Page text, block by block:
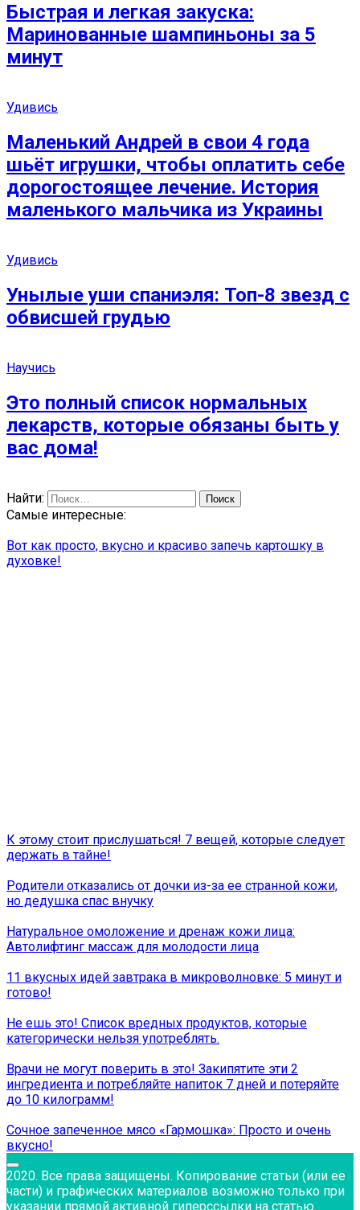
Быстрая и легкая закуска:
Маринованные шампиньоны за 5
минут
Удивись
Маленький Андрей в свои 4 года
шьёт игрушки, чтобы оплатить себе
дорогостоящее лечение. История
маленького мальчика из Украины
Удивись
Унылые уши спаниэля: Топ-8 звезд с
обвисшей грудью
Научись
Это полный список нормальных
лекарств, которые обязаны быть у
вас дома!
Найти:
Самые интересные:
Вот как просто, вкусно и красиво запечь картошку в
духовке!
К этому стоит прислушаться! 7 вещей, которые следует
держать в тайне!
Родители отказались от дочки из-за ее странной кожи,
но дедушка спас внучку
Натуральное омоложение и дренаж кожи лица:
Автолифтинг массаж для молодости лица
11 вкусных идей завтрака в микроволновке: 5 минут и
готово!
Не ешь это! Список вредных продуктов, которые
категорически нельзя употреблять.
Врачи не могут поверить в это! Закипятите эти 2
ингредиента и потребляйте напиток 7 дней и потеряйте
до 10 килограмм!
Сочное запеченное мясо «Гармошка»: Просто и очень
вкусно!
2020. Все права защищены. Копирование статьи (или ее
части) и графических материалов возможно только при
указании прямой активной гиперссылки на статью.